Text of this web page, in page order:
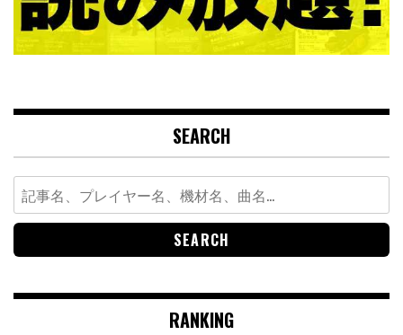
SEARCH
Search
for:
RANKING